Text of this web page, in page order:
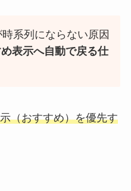
系列にならない原因
め表示へ自動で戻る仕
（おすすめ）を優先す